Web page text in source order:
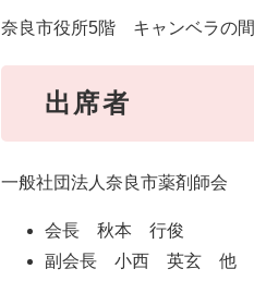
奈良市役所5階 キャンベラの間
出席者
一般社団法人奈良市薬剤師会
会長 秋本 行俊
副会長 小西 英玄 他